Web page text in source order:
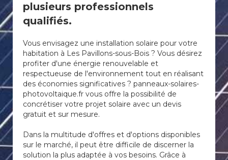
plusieurs professionnels
qualifiés.
Vous envisagez une installation solaire pour votre
habitation à Les Pavillons-sous-Bois ? Vous désirez
profiter d'une énergie renouvelable et
respectueuse de l'environnement tout en réalisant
des économies significatives ? panneaux-solaires-
photovoltaique.fr vous offre la possibilité de
concrétiser votre projet solaire avec un devis
gratuit et sur mesure.
Dans la multitude d'offres et d'options disponibles
sur le marché, il peut être difficile de discerner la
solution la plus adaptée à vos besoins. Grâce à